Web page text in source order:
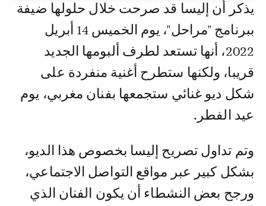
يذكر أن إليسا قد صرحت خلال حلولها ضيفة
ببرنامج "مراحل"، يوم الخميس 14 أبريل
2022، أنها تستعد لطرف ألبومها الجديد
قريبا، ولكنها ستطرح أغنية منفردة على
شكل ديو غنائي ستجمعها بفنان مغربي، يوم
عيد الفطر.
وتم تداول تصريح إليسا بخصوص هذا الديو،
بشكل كبير عبر مواقع التواصل الاجتماعي،
ورجح بعض النشطاء أن يكون الفنان الذي